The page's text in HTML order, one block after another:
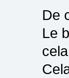
De
Le